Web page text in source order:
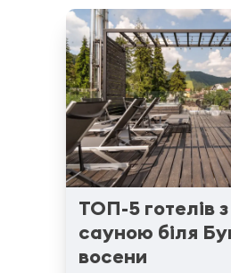
ТОП-5 готелів
сауною біля
восени